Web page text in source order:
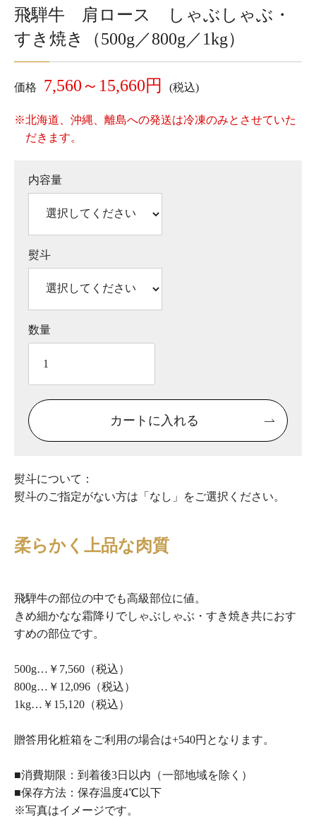
飛騨牛 肩ロース しゃぶしゃぶ・
すき焼き（500g／800g／1kg）
価格 7,560～15,660円 (税込)
※北海道、沖縄、離島への発送は冷凍のみとさせていた
だきます。
内容量
熨斗
数量
カートに入れる
熨斗について：
熨斗のご指定がない方は「なし」をご選択ください。
柔らかく上品な肉質
飛騨牛の部位の中でも高級部位に値。
きめ細かなな霜降りでしゃぶしゃぶ・すき焼き共におす
すめの部位です。
500g…￥7,560（税込）
800g…￥12,096（税込）
1kg…￥15,120（税込）
贈答用化粧箱をご利用の場合は+540円となります。
■消費期限：到着後3日以内（一部地域を除く）
■保存方法：保存温度4℃以下
※写真はイメージです。